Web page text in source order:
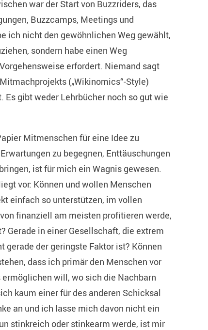
war der Start von Buzzriders, das
Buzzcamps, Meetings und
ich nicht den gewöhnlichen Weg gewählt,
sondern habe einen Weg
erfordert. Niemand sagt
(„Wikinomics“-Style)
gibt weder Lehrbücher noch so gut wie
Mitmenschen für eine Idee zu
zu begegnen, Enttäuschungen
ist für mich ein Wagnis gewesen.
vor: Können und wollen Menschen
einfach so unterstützen, im vollen
finanziell am meisten profitieren werde,
Gerade in einer Gesellschaft, die extrem
der geringste Faktor ist? Können
dass ich primär den Menschen vor
will, wo sich die Nachbarn
kaum einer für des anderen Schicksal
an und ich lasse mich davon nicht ein
stinkreich oder stinkearm werde, ist mir